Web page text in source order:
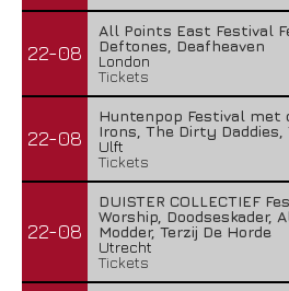
22-08
All Points East Festival
Deftones, Deafheaven
London
Tickets
22-08
Huntenpop Festival met
Irons, The Dirty Daddies,
Ulft
Tickets
22-08
DUISTER COLLECTIEF
Worship, Doodseskader,
Modder, Terzij De Horde
Utrecht
Tickets